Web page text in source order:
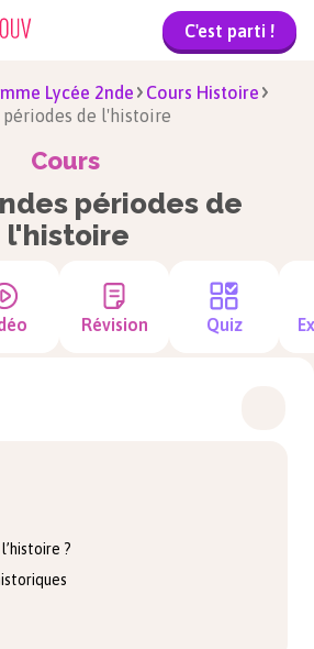
C'est parti !
Lycée 2nde
Cours Histoire
périodes de l'histoire
Cours
périodes de
l'histoire
Révision Quiz
?